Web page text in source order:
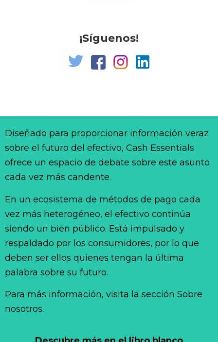
¡Síguenos!
Diseñado para proporcionar información veraz
sobre el futuro del efectivo, Cash Essentials
ofrece un espacio de debate sobre este asunto
cada vez más candente.
En un ecosistema de métodos de pago cada
vez más heterogéneo, el efectivo continúa
siendo un bien público. Está impulsado y
respaldado por los consumidores, por lo que
deben ser ellos quienes tengan la última
palabra sobre su futuro.
Para más información, visita la sección Sobre
nosotros.